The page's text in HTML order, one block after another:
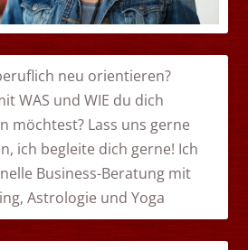
neu orientieren?
WAS und WIE du dich
möchtest? Lass uns gerne
ich begleite dich gerne! Ich
Business-Beratung mit
Astrologie und Yoga